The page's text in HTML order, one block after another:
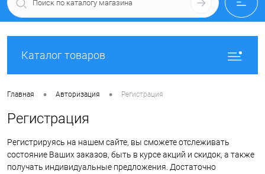
Каталог товаров
Главная • Авторизация • Регистрация
Регистрация
Регистрируясь на нашем сайте, вы сможете отслеживать
состояние Ваших заказов, быть в курсе акций и скидок, а также
получать индивидуальные предложения. Достаточно